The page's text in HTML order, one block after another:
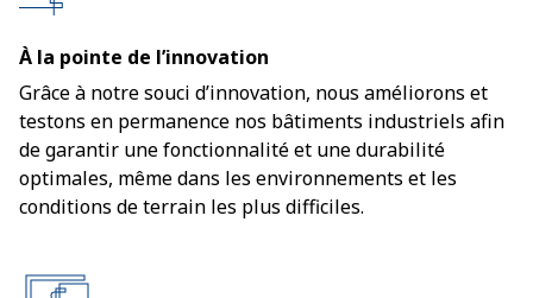
À la pointe de l’innovation
Grâce à notre souci d’innovation, nous améliorons et
testons en permanence nos bâtiments industriels afin
de garantir une fonctionnalité et une durabilité
optimales, même dans les environnements et les
conditions de terrain les plus difficiles.